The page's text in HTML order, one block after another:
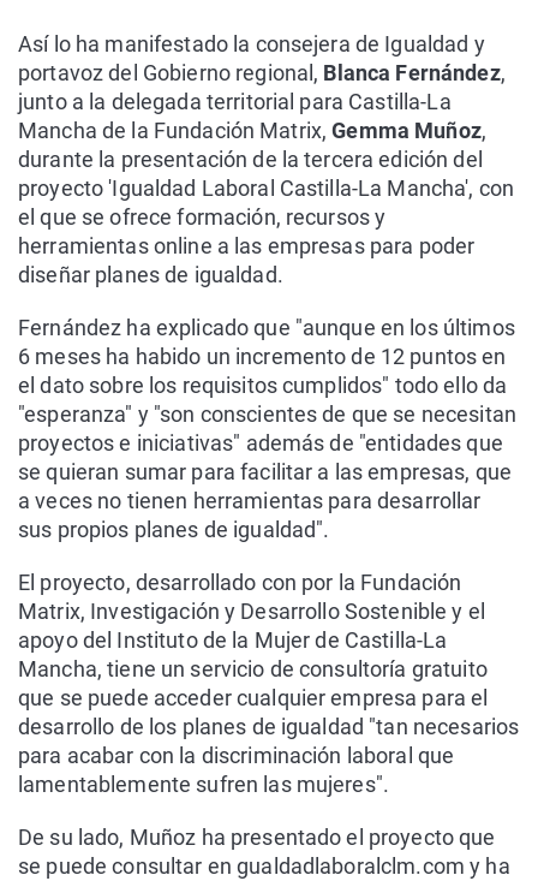
Así lo ha manifestado la consejera de Igualdad y
portavoz del Gobierno regional, Blanca Fernández,
junto a la delegada territorial para Castilla-La
Mancha de la Fundación Matrix,Gemma Muñoz,
durante la presentación de la tercera edición del
proyecto 'Igualdad Laboral Castilla-La Mancha', con
el que se ofrece formación, recursos y
herramientas online a las empresas para poder
diseñar planes de igualdad.
Fernández ha explicado que "aunque en los últimos
6 meses ha habido un incremento de 12 puntos en
el dato sobre los requisitos cumplidos" todo ello da
"esperanza" y "son conscientes de que se necesitan
proyectos e iniciativas" además de "entidades que
se quieran sumar para facilitar a las empresas, que
a veces no tienen herramientas para desarrollar
sus propios planes de igualdad".
El proyecto, desarrollado con por la Fundación
Matrix, Investigación y Desarrollo Sostenible y el
apoyo del Instituto de la Mujer de Castilla-La
Mancha, tiene un servicio de consultoría gratuito
que se puede acceder cualquier empresa para el
desarrollo de los planes de igualdad "tan necesarios
para acabar con la discriminación laboral que
lamentablemente sufren las mujeres".
De su lado, Muñoz ha presentado el proyecto que
se puede consultar en gualdadlaboralclm.com y ha